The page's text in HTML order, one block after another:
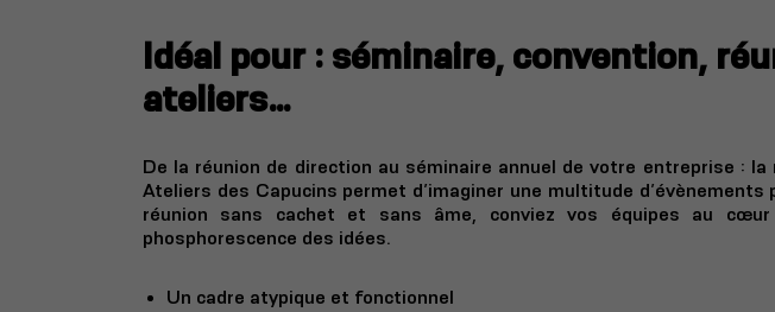
Idéal pour : séminaire, convention,
ateliers…
De la réunion de direction au séminaire annuel de votre entreprise : la
Ateliers des Capucins permet d’imaginer une multitude d’évènements
réunion sans cachet et sans âme, conviez vos équipes au
phosphorescence des idées.
Un cadre atypique et fonctionnel